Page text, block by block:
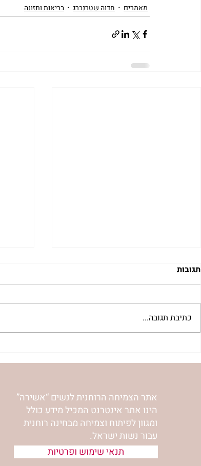
מאמרים חדוה שטרנברג בריאות ותזונה
וינשטיין
תגובות
כתיבת תגובה...
אתר הצמיחה הרוחנית לנשים “אשירה”
הינו אתר אינטרנט המכיל מידע כולל
ומגוון לפיתוח וצמיחה מבחינה רוחנית
עבור נשות ישראל.
תנאי שימוש ופרטיות